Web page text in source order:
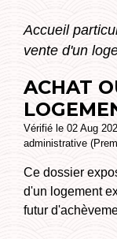
Accueil
vente d'un
ACHAT
Vérifié le 02 Aug
administrative
Ce dossier
d'un logement
futur